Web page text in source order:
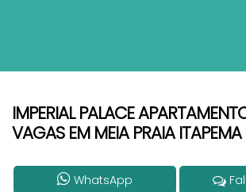
IMPERIAL PALACE
VAGAS EM MEIA PRAIA
WhatsApp